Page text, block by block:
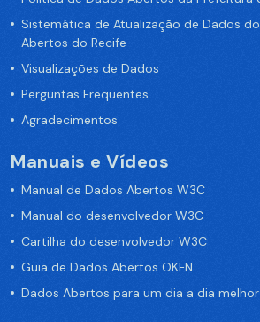
Sistemática de Atualização de Dados
Abertos do Recife
Visualizações de Dados
Perguntas Frequentes
Agradecimentos
Manuais e Vídeos
Manual de Dados Abertos W3C
Manual do desenvolvedor W3C
Cartilha do desenvolvedor W3C
Guia de Dados Abertos OKFN
Dados Abertos para um dia a dia melhor